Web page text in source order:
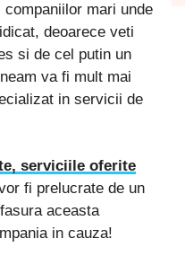
mari unde
deoarece veti
si de cel putin un
va fi mult mai
in servicii de
serviciile oferite
fi prelucrate de un
aceasta
in cauza!